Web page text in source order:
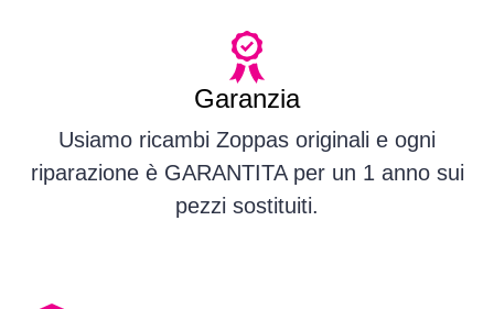
Garanzia
Usiamo ricambi Zoppas originali e ogni
riparazione è GARANTITA per un 1 anno sui
pezzi sostituiti.